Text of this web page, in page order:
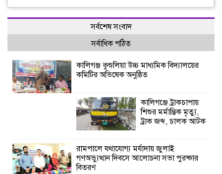
সর্বশেষ সংবাদ
সর্বাধিক পঠিত
কালিগঞ্জ কুশুলিয়া উচ্চ মাধ্যমিক বিদ্যালয়ের
কমিটির অভিষেক অনুষ্ঠিত
কালিগঞ্জে ট্রাকচাপায়
শিশুর মর্মান্তিক মৃত্যু,
ট্রাক জব্দ, চালক আটক
রামপালে যথাযোগ্য মর্যাদায় জুলাই
গণঅভ্যুত্থান দিবসে আলোচনা সভা পুরষ্কার
বিতরণ